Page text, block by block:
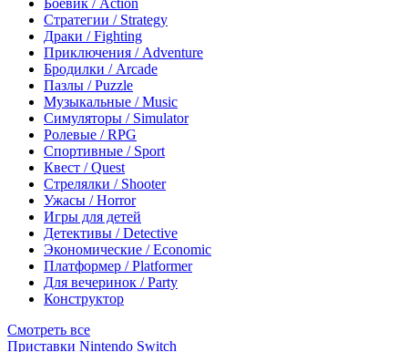
Боевик / Action
Стратегии / Strategy
Драки / Fighting
Приключения / Adventure
Бродилки / Arcade
Пазлы / Puzzle
Музыкальные / Music
Симуляторы / Simulator
Ролевые / RPG
Спортивные / Sport
Квест / Quest
Стрелялки / Shooter
Ужасы / Horror
Игры для детей
Детективы / Detective
Экономические / Economic
Платформер / Platformer
Для вечеринок / Party
Конструктор
Смотреть все
Приставки Nintendo Switch